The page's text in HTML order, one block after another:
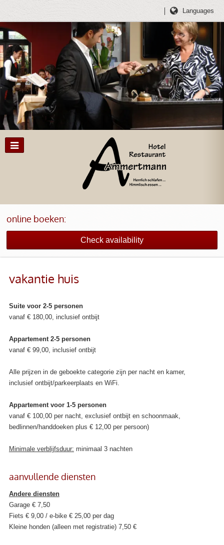
Languages
online boeken:
Check availability
vakantie huis
Suite voor 2-5 personen
vanaf € 180,00, inclusief ontbijt
Appartement 2-5 personen
vanaf € 99,00, inclusief ontbijt
Alle prijzen in de geboekte categorie zijn per nacht en kamer,
inclusief ontbijt/parkeerplaats en WiFi.
Appartement voor 1-5 personen
vanaf € 100,00 per nacht, exclusief ontbijt en schoonmaak,
bedlinnen/handdoeken plus € 12,00 per persoon)
Minimale verblijfsduur: minimaal 3 nachten
aanvullende diensten
Andere diensten
Garage € 7,50
Fiets € 9,00 / e-bike € 25,00 per dag
Kleine honden (alleen met registratie) 7,50 €